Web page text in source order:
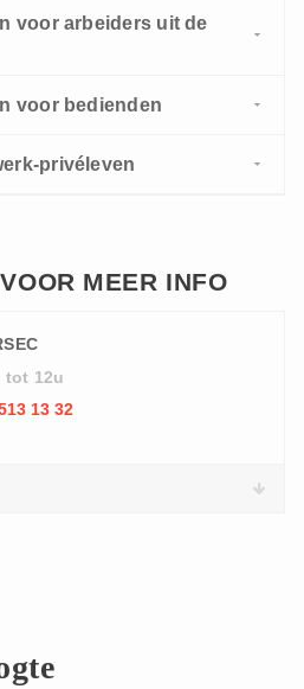
voor arbeiders uit de
voor bedienden
privéleven
MEER INFO
tot 12u
13 32